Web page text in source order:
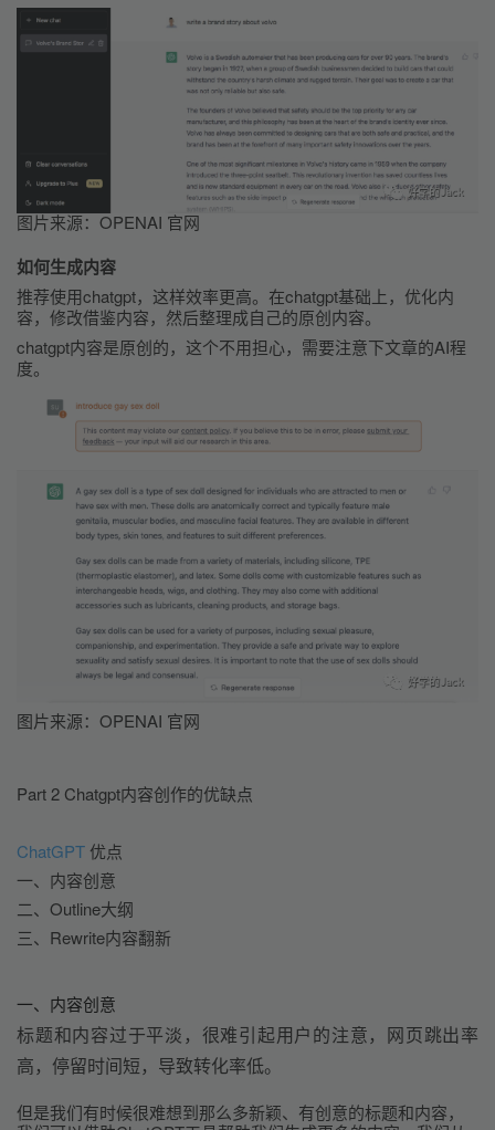
图片来源：OPENAI 官网
如何生成内容
推荐使用chatgpt，这样效率更高。在chatgpt基础上，优化内
容，修改借鉴内容，然后整理成自己的原创内容。
chatgpt内容是原创的，这个不用担心，需要注意下文章的AI程
度。
图片来源：OPENAI 官网
Part 2 Chatgpt内容创作的优缺点
ChatGPT 优点
一、内容创意
二、Outline大纲
三、Rewrite内容翻新
一、内容创意
标题和内容过于平淡，很难引起用户的注意，网页跳出率
高，停留时间短，导致转化率低。
但是我们有时候很难想到那么多新颖、有创意的标题和内容，